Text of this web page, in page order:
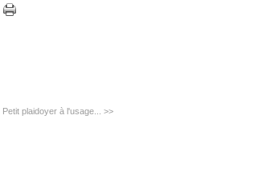
Petit plaidoyer à l'usage... >>